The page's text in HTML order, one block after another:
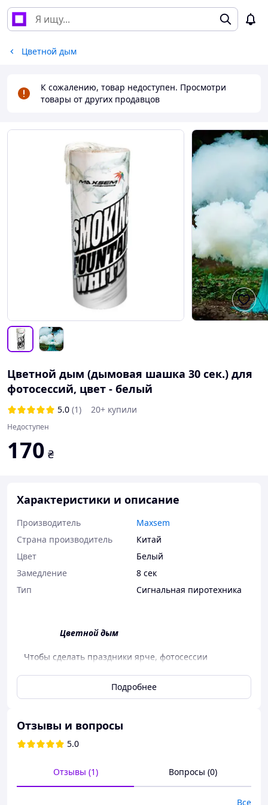
Цветной дым
К сожалению, товар недоступен. Просмотри
товары от других продавцов
Цветной дым (дымовая шашка 30 сек.) для
фотосессий, цвет - белый
5.0 (1) 20+ купили
Недоступен
170 ₴
Характеристики и описание
Производитель
Maxsem
Страна производитель
Китай
Цвет
Белый
Замедление
8 сек
Тип
Сигнальная пиротехника
Цветной дым
Чтобы сделать праздники ярче, фотосессии
добавить небольшую изюминку -
оттенка, который вам нравится больше всего, или
Цветной дым (дымовая шашка) — это пиротехника,
относящаяся к первому классу безопасности. Это
самый низкий уровень, который присваивают простым
изделиям.
Также к особенностям цветного дыма можно
Подробнее
Отзывы и вопросы
5.0
Отзывы (1) Вопросы (0)
Все